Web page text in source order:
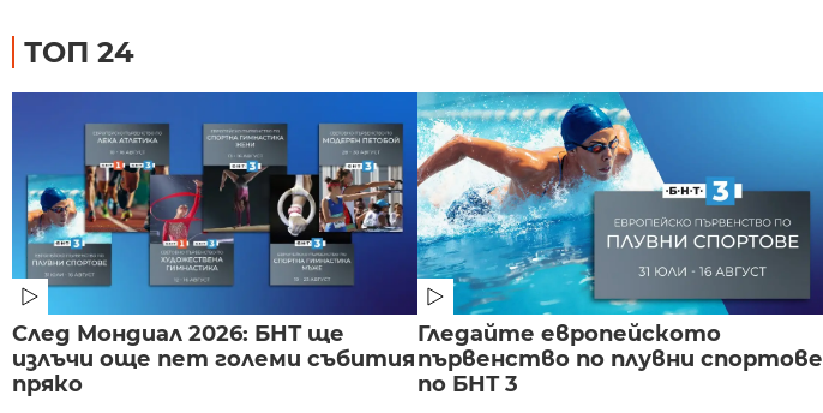
ТОП 24
След Мондиал 2026: БНТ ще
излъчи още пет големи събития
пряко
Гледайте европейското
първенство по плувни спортове
по БНТ 3